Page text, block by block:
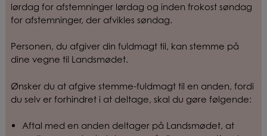
lørdag for afstemninger lørdag og inden frokost søndag
for afstemninger, der afvikles søndag.
Personen, du afgiver din fuldmagt til, kan stemme på
dine vegne til Landsmødet.
Ønsker du at afgive stemme-fuldmagt til en anden, fordi
du selv er forhindret i at deltage, skal du gøre følgende:
Aftal med en anden deltager på Landsmødet, at